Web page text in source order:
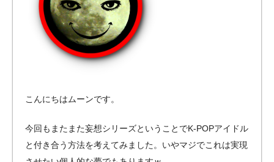
こんにちはムーンです。
今回もまたまた妄想シリーズということでK-POPアイドル
と付き合う方法を考えてみました。いやマジでこれは実現